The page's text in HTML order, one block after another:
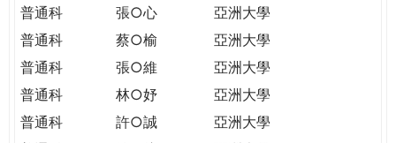
普通科
張○心
亞洲大學
普通科
蔡○榆
亞洲大學
普通科
張○維
亞洲大學
普通科
林○妤
亞洲大學
普通科
許○誠
亞洲大學